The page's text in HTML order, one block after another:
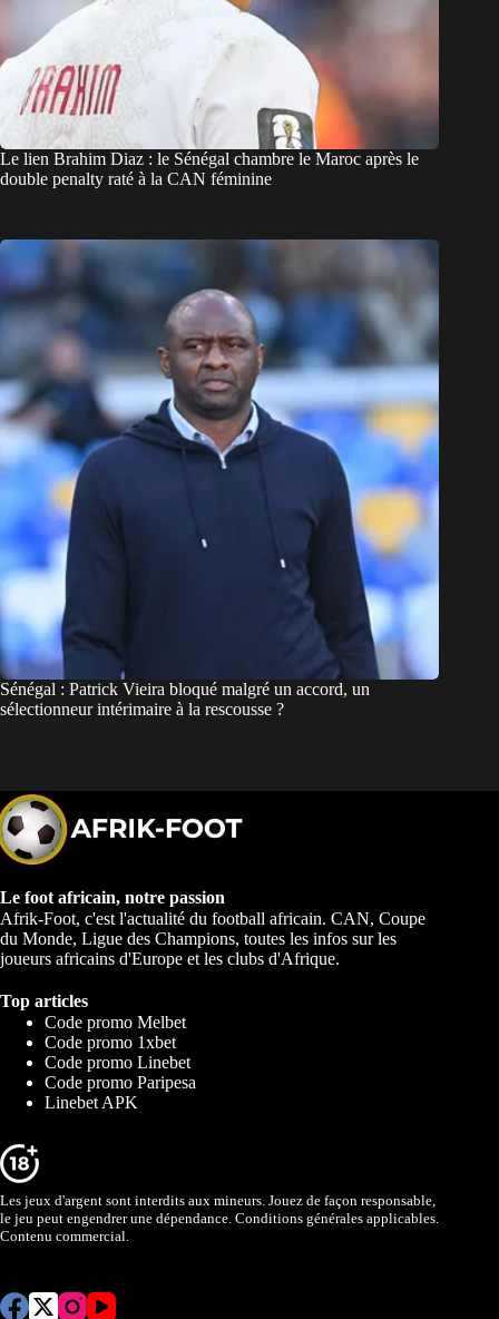
Le lien Brahim Diaz : le Sénégal chambre le Maroc après le
double penalty raté à la CAN féminine
Sénégal : Patrick Vieira bloqué malgré un accord, un
sélectionneur intérimaire à la rescousse ?
Le foot africain, notre passion
Afrik-Foot, c'est l'actualité du football africain. CAN, Coupe
du Monde, Ligue des Champions, toutes les infos sur les
joueurs africains d'Europe et les clubs d'Afrique.
Top articles
Code promo Melbet
Code promo 1xbet
Code promo Linebet
Code promo Paripesa
Linebet APK
Les jeux d'argent sont interdits aux mineurs. Jouez de façon responsable,
le jeu peut engendrer une dépendance. Conditions générales applicables.
Contenu commercial.